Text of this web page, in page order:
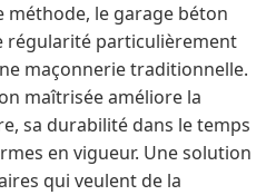
méthode, le garage béton
régularité particulièrement
maçonnerie traditionnelle.
maîtrisée améliore la
sa durabilité dans le temps
en vigueur. Une solution
qui veulent de la